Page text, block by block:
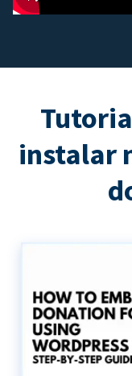
instalar